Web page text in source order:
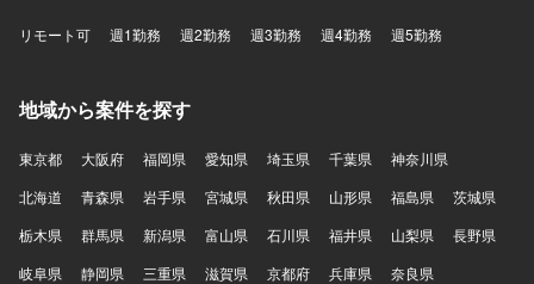
リモート可 週1勤務 週2勤務 週3勤務 週4勤務 週5勤務
地域から案件を探す
東京都 大阪府 福岡県 愛知県 埼玉県 千葉県
神奈川県
北海道
青森県 岩手県 宮城県 秋田県 山形県 福島県
茨城県
栃木県
群馬県 新潟県 富山県 石川県 福井県 山梨県
長野県
岐阜県
静岡県 三重県 滋賀県 京都府 兵庫県
奈良県